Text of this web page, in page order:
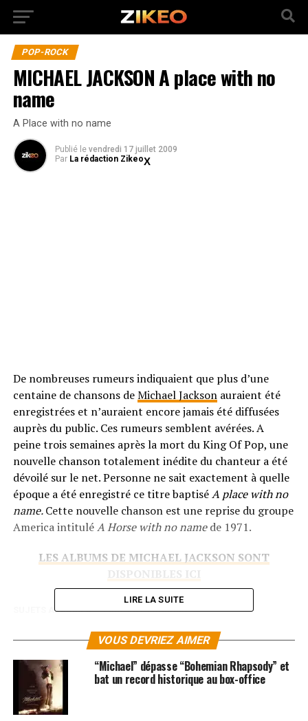
POP-ROCK
MICHAEL JACKSON A place with no
name
A Place with no name
Publié le vendredi 17 juillet 2009
Par La rédaction Zikeo
De nombreuses rumeurs indiquaient que plus d’une
centaine de chansons deMichael Jacksonauraient été
enregistrées et n’auraient encore jamais été diffusées
auprès du public. Ces rumeurs semblent avérées. A
peine trois semaines après la mort du King Of Pop, une
nouvelle chanson totalement inédite du chanteur a été
dévoilé sur le net. Personne ne sait exactement à quelle
époque a été enregistré ce titre baptiséA place with no
name.Cette nouvelle chanson est une reprise du groupe
America intituléA Horse with no namede 1971.
LES ALBUMS DE MICHAEL JACKSON SONT
SUJETS ASSOCIÉS: MICHAEL JACKSON
LIRE LA SUITE
VOUS DEVRIEZ AIMER
“Michael” dépasse “Bohemian Rhapsody” et
bat un record historique au box-office